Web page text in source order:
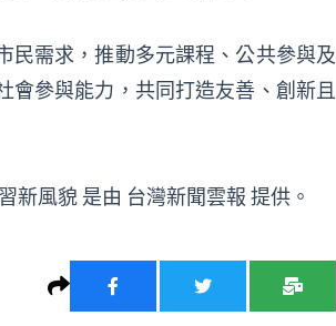
民需求，推動多元課程、公共參與及
參與能力，共同打造友善、創新且
新風貌 是由 台灣新聞雲報 提供。